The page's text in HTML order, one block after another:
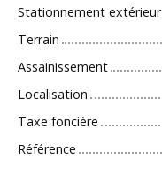
Stationnement extérieur
Terrain
Assainissement
Localisation
Taxe foncière
Référence